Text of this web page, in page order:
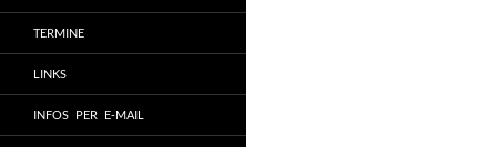
TERMINE
LINKS
INFOS PER E-MAIL